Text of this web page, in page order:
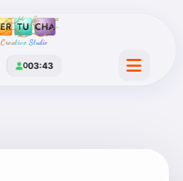
Creative Studio
003:43